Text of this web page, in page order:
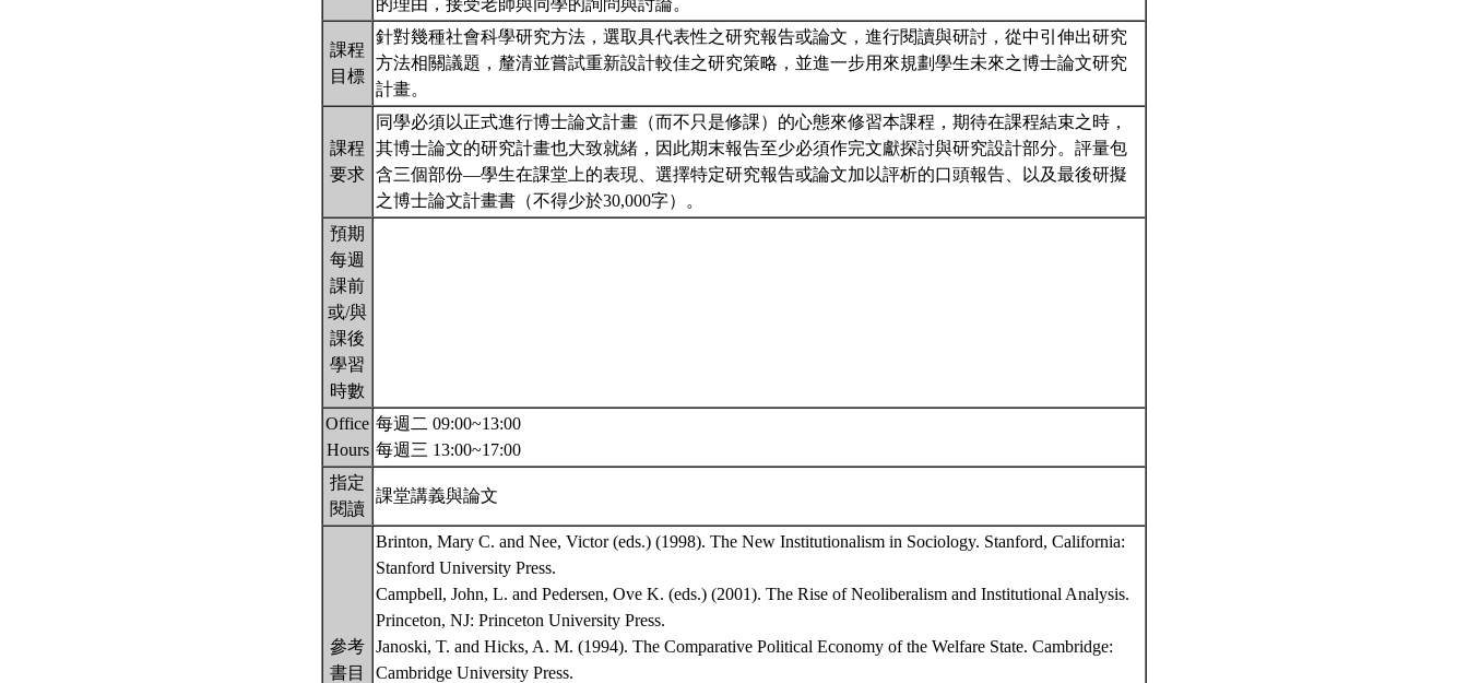
的理由，接受老師與同學的詢問與討論。
課程
目標
針對幾種社會科學研究方法，選取具代表性之研究報告或論文，進行閱讀與研討，從中引伸出研究
方法相關議題，釐清並嘗試重新設計較佳之研究策略，並進一步用來規劃學生未來之博士論文研究
計畫。
課程
要求
同學必須以正式進行博士論文計畫（而不只是修課）的心態來修習本課程，期待在課程結束之時，
其博士論文的研究計畫也大致就緒，因此期末報告至少必須作完文獻探討與研究設計部分。評量包
含三個部份—學生在課堂上的表現、選擇特定研究報告或論文加以評析的口頭報告、以及最後研擬
之博士論文計畫書（不得少於30,000字）。
預期
每週
課前
或/與
課後
學習
時數
Office
Hours
每週二 09:00~13:00
每週三 13:00~17:00
指定
閱讀
課堂講義與論文
參考
書目
Brinton, Mary C. and Nee, Victor (eds.) (1998). The New Institutionalism in Sociology. Stanford, California:
Stanford University Press.
Campbell, John, L. and Pedersen, Ove K. (eds.) (2001). The Rise of Neoliberalism and Institutional Analysis.
Princeton, NJ: Princeton University Press.
Janoski, T. and Hicks, A. M. (1994). The Comparative Political Economy of the Welfare State. Cambridge:
Cambridge University Press.